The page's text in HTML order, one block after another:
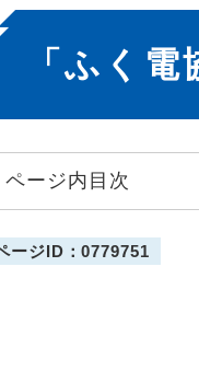
「ふく
ページ内目次
ージID：0779751